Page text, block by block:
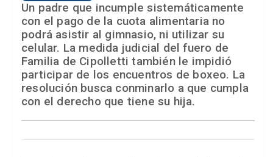
Un padre que incumple sistemáticamente
con el pago de la cuota alimentaria no
podrá asistir al gimnasio, ni utilizar su
celular. La medida judicial del fuero de
Familia de Cipolletti también le impidió
participar de los encuentros de boxeo. La
resolución busca conminarlo a que cumpla
con el derecho que tiene su hija.